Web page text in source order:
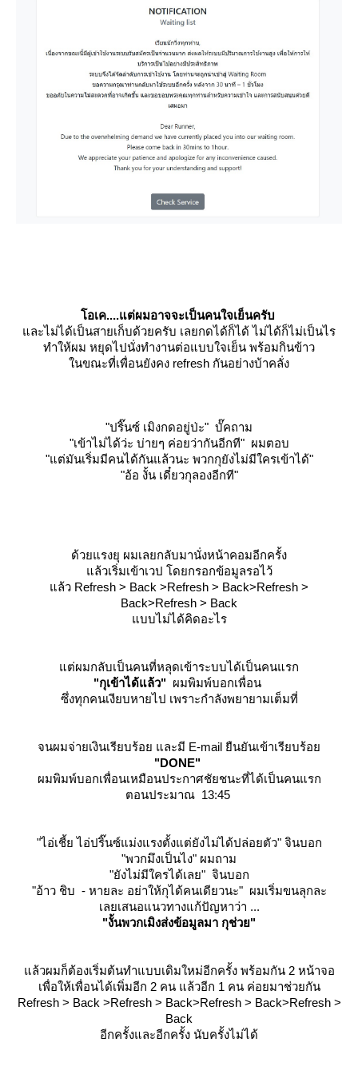
อเค....แต่ผมอาจจะเป็นคนใจเย็นครับ
ละไม่ได้เป็นสายเก็บด้วยครับ เลยกดได้ก็ได้ ไม่ได้ก็ไม่เป็นไร
ทำให้ผม หยุดไปนั่งทำงานต่อแบบใจเย็น พร้อมกินข้าว
นขณะที่เพื่อนยังคง refresh กันอย่างบ้าคลั่ง
"ปริ๊นซ์ เมิงกดอยู่ป่ะ" บั๊คถาม
"เข้าไม่ได้ว่ะ บ่ายๆ ค่อยว่ากันอีกที" ผมตอบ
"แต่มันเริ่มมีคนได้กันแล้วนะ พวกกุยังไม่มีใครเข้าได้"
"อ้อ งั้น เดี๋ยวกุลองอีกที"
ด้วยแรงยุ ผมเลยกลับมานั่งหน้าคอมอีกครั้ง
ล้วเริ่มเข้าเวป โดยกรอกข้อมูลรอไว้
ล้ว Refresh > Back >Refresh > Back>Refresh >
Back>Refresh > Back
บบไม่ได้คิดอะไร
ต่ผมกลับเป็นคนที่หลุดเข้าระบบได้เป็นคนแรก
"กุเข้าได้แล้ว" ผมพิมพ์บอกเพื่อน
ซึ่งทุกคนเงียบหายไป เพราะกำลังพยายามเต็มที่
จนผมจ่ายเงินเรียบร้อย และมี E-mail ยืนยันเข้าเรียบร้อ
"DONE"
ผมพิมพ์บอกเพื่อนเหมือนประกาศชัยชนะที่ได้เป็นคนแรก
ตอนประมาณ 13:45
"ไอ่เชี้ย ไอ่ปริ๊นซ์แม่งแรงตั้งแต่ยังไม่ได้ปล่อยตัว" จินบอก
"พวกมึงเป็นไง" ผมถาม
"ยังไม่มีใครได้เลย" จินบอก
"อ้าว ชิบ - หายละ อย่าให้กุได้คนเดียวนะ" ผมเริ่มขนลุกละ
เลยเสนอแนวทางแก้ปัญหาว่า ...
"งั้นพวกเมิงส่งข้อมูลมา กุช่วย"
ล้วผมก็ต้องเริ่มต้นทำแบบเดิมใหม่อีกครั้ง พร้อมกัน 2 หน้าจอ
เพื่อให้เพื่อนได้เพิ่มอีก 2 คน แล้วอีก 1 คน ค่อยมาช่วยกัน
Refresh > Back >Refresh > Back>Refresh > Back>Refresh >
Back
อีกครั้งและอีกครั้ง นับครั้งไม่ได้